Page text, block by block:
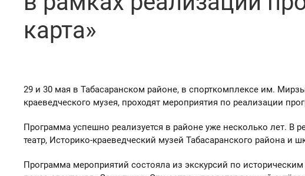
карта»
29 и 30 мая в Табасаранском районе, в спорткомплексе им.
краеведческого музея, проходят мероприятия по реализации
Программа успешно реализуется в районе уже несколько лет. В
театр, Историко-краеведческий музей Табасаранского района и
Программа мероприятий состояла из экскурсий по